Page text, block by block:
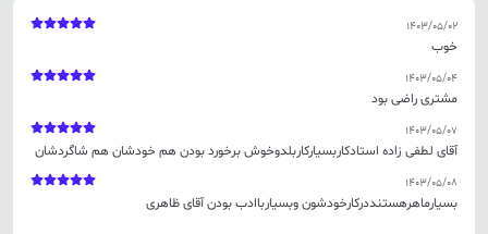
1403/05/02
خوب
1403/05/04
مشتری راضی بود
1403/05/07
آقای لطفی زاده استادکاربسیارکاربلدوخوش برخورد بودن هم خودشان هم شاگردشان
1403/05/08
بسیارماهرهستنددرکارخودشون وبسیارباادب بودن آقای ظاهری